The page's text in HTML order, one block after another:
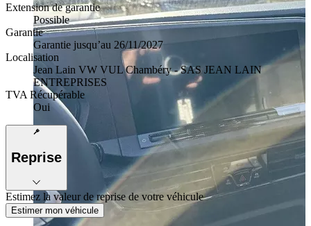
Extension de garantie
Possible
Garantie
Garantie jusqu’au 26/11/2027
Localisation
Jean Lain VW VUL Chambéry - SAS JEAN LAIN
ENTREPRISES
TVA Récupérable
Oui
Reprise
Estimez la valeur de reprise de votre véhicule
Estimer mon véhicule